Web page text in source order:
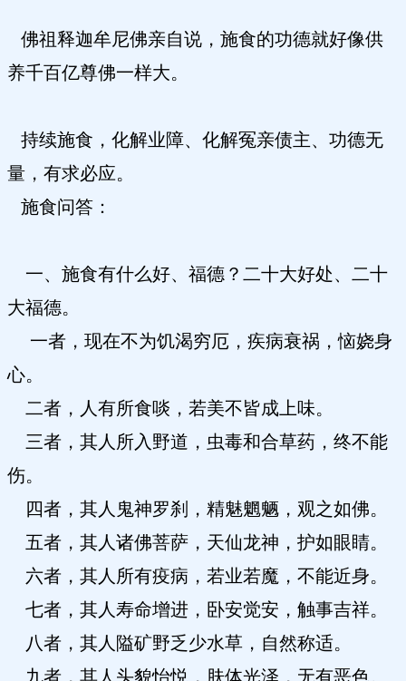
佛祖释迦牟尼佛亲自说，施食的功德就好像供
养千百亿尊佛一样大。
持续施食，化解业障、化解冤亲债主、功德无
量，有求必应。
施食问答：
一、施食有什么好、福德？二十大好处、二十
大福德。
一者，现在不为饥渴穷厄，疾病衰祸，恼娆身
心。
二者，人有所食啖，若美不皆成上味。
三者，其人所入野道，虫毒和合草药，终不能
伤。
四者，其人鬼神罗刹，精魅魍魉，观之如佛。
五者，其人诸佛菩萨，天仙龙神，护如眼睛。
六者，其人所有疫病，若业若魔，不能近身。
七者，其人寿命增进，卧安觉安，触事吉祥。
八者，其人隘矿野乏少水草，自然称适。
九者，其人头貌怡悦，肤体光泽，无有恶色。